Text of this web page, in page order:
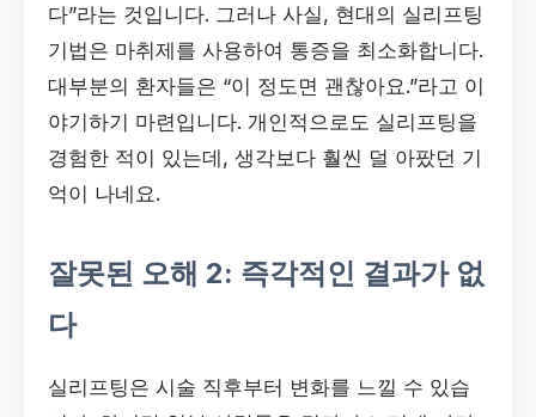
다”라는 것입니다. 그러나 사실, 현대의 실리프팅
기법은 마취제를 사용하여 통증을 최소화합니다.
대부분의 환자들은 “이 정도면 괜찮아요.”라고 이
야기하기 마련입니다. 개인적으로도 실리프팅을
경험한 적이 있는데, 생각보다 훨씬 덜 아팠던 기
억이 나네요.
잘못된 오해 2: 즉각적인 결과가 없
다
실리프팅은 시술 직후부터 변화를 느낄 수 있습